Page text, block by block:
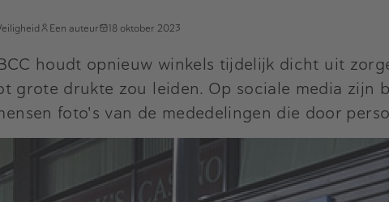
Een auteur 18 oktober 2023
houdt opnieuw winkels tijdelijk dicht uit
grote drukte zou leiden. Op sociale media zijn
foto's van de mededelingen die door